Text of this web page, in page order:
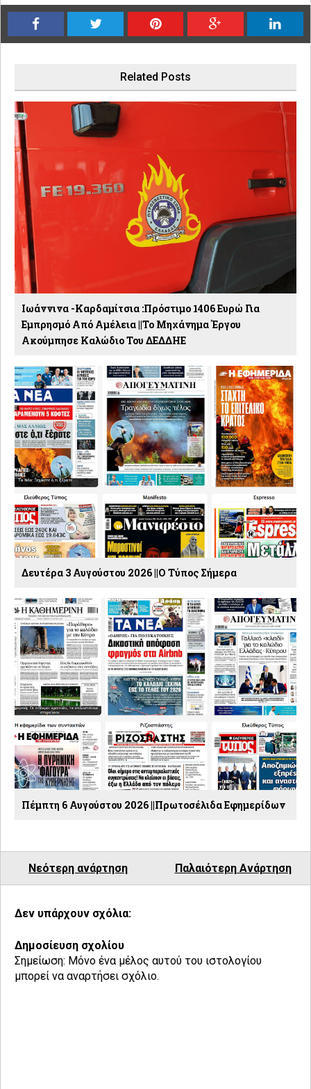
Related Posts
Ιωάννινα -Καρδαμίτσια :Πρόστιμο 1406 Ευρώ Για
Εμπρησμό Από Αμέλεια ||Το Μηχάνημα Έργου
Ακούμπησε Καλώδιο Του ΔΕΔΔΗΕ
Δευτέρα 3 Αυγούστου 2026 ||Ο Τύπος Σήμερα
Πέμπτη 6 Αυγούστου 2026 ||Πρωτοσέλιδα Εφημερίδων
Νεότερη ανάρτηση Παλαιότερη Ανάρτηση
Δεν υπάρχουν σχόλια:
Δημοσίευση σχολίου
Σημείωση: Μόνο ένα μέλος αυτού του ιστολογίου
μπορεί να αναρτήσει σχόλιο.